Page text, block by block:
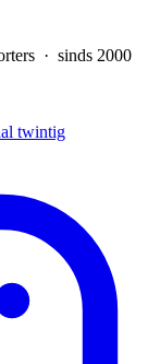
· sinds 2000
twintig